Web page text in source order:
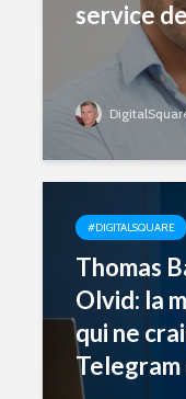
service
#DIGITALSQUARE
Thomas
Olvid: la
qui ne
Telegram